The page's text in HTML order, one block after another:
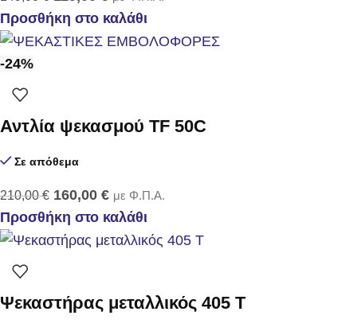
Προσθήκη στο καλάθι
-24%
Αντλία ψεκασμού TF 50C
Σε απόθεμα
210,00€ 160,00 € με Φ.Π.Α.
Προσθήκη στο καλάθι
Ψεκαστήρας μεταλλικός 405 Τ